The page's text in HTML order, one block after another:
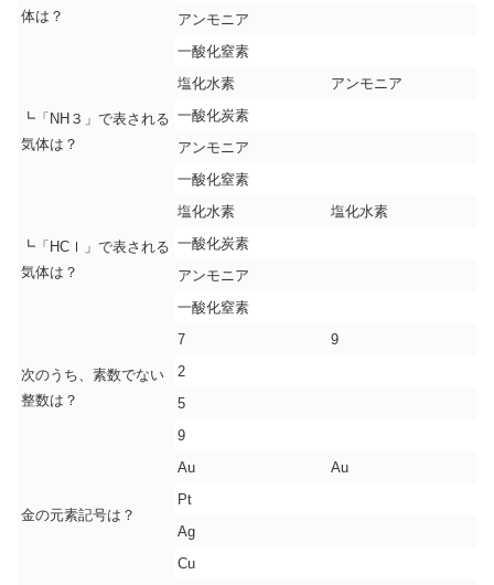
体は？
アンモニア
一酸化窒素
┗「NH３」で表される
気体は？
塩化水素
アンモニア
一酸化炭素
アンモニア
一酸化窒素
┗「HCｌ」で表される
気体は？
塩化水素
塩化水素
一酸化炭素
アンモニア
一酸化窒素
次のうち、素数でない
整数は？
7
9
2
5
9
金の元素記号は？
Au
Au
Pt
Ag
Cu